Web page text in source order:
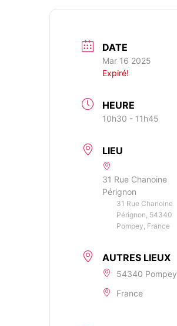
DATE
Mar 16 2025
Expiré!
HEURE
10h30 - 11h45
LIEU
31 Rue Chanoine
Pérignon
31 Rue Chanoine
Pérignon, 54340
Pompey, France
AUTRES LIEUX
54340 Pompey
France